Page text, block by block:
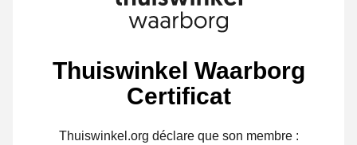
Thuiswinkel Waarborg
Certificat
Thuiswinkel.org déclare que son membre :